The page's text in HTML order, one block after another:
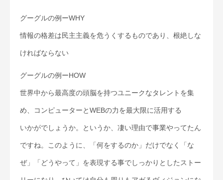
グーグルの例ーWHY
情報の格差は民主主義を危うくするものであり、根絶しな
ければならない
グーグルの例ーHOW
世界中から最高度の頭脳を持つユニークなタレントを集
め、コンピューターとWEBの力を最大限に活用する
いかがでしょうか。というか、凄い理由で事業やってたん
ですね。このように、「何をするのか」だけでなく「な
ぜ」「どうやって」を表現する事でしっかりとしたストー